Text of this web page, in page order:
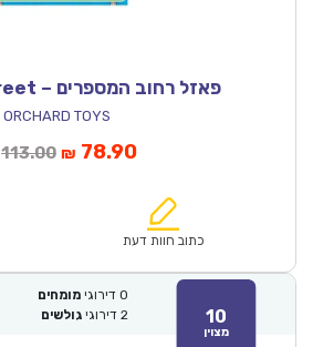
פאזל רחוב המספרים – Number street
ORCHARD TOYS
113.00המחיר
₪113.00.
₪ 78.90המחיר
הוא:
כתוב חוות דעת
10
מצוין
0 דירוגי מומחים
2 דירוגי גולשים